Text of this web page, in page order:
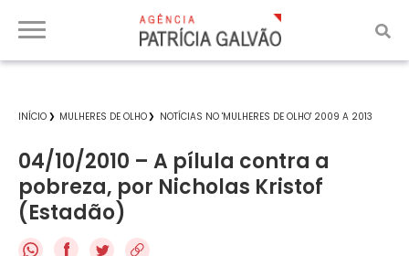
INÍCIO MULHERES DE OLHO NOTÍCIAS NO 'MULHERES DE OLHO' 2009 A 2013
04/10/2010 – A pílula contra a
pobreza, por Nicholas Kristof
(Estadão)
f